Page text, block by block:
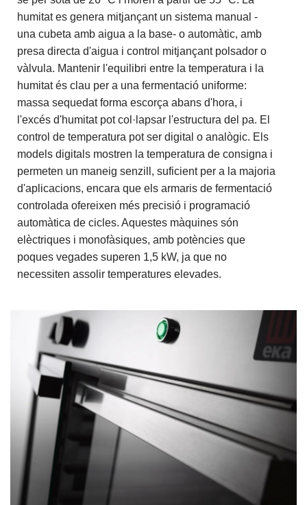
humitat es genera mitjançant un sistema manual -
una cubeta amb aigua a la base- o automàtic, amb
presa directa d'aigua i control mitjançant polsador o
vàlvula. Mantenir l'equilibri entre la temperatura i la
humitat és clau per a una fermentació uniforme:
massa sequedat forma escorça abans d'hora, i
l'excés d'humitat pot col·lapsar l'estructura del pa. El
control de temperatura pot ser digital o analògic. Els
models digitals mostren la temperatura de consigna i
permeten un maneig senzill, suficient per a la majoria
d'aplicacions, encara que els armaris de fermentació
controlada ofereixen més precisió i programació
automàtica de cicles. Aquestes màquines són
elèctriques i monofàsiques, amb potències que
poques vegades superen 1,5 kW, ja que no
necessiten assolir temperatures elevades.